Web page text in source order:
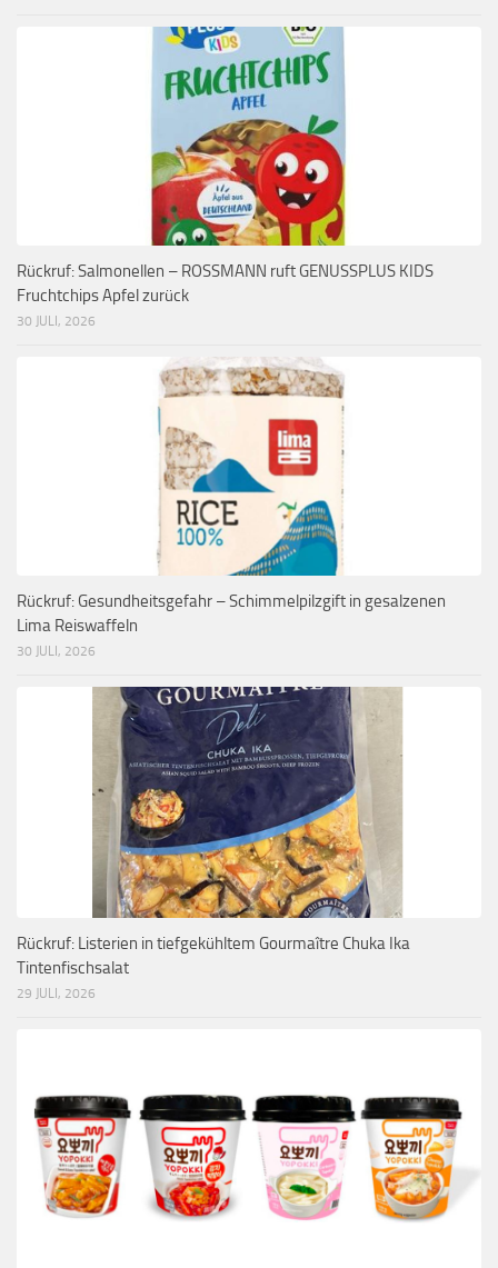
Rückruf: Salmonellen – ROSSMANN ruft GENUSSPLUS KIDS
Fruchtchips Apfel zurück
30 JULI, 2026
Rückruf: Gesundheitsgefahr – Schimmelpilzgift in gesalzenen
Lima Reiswaffeln
30 JULI, 2026
Rückruf: Listerien in tiefgekühltem Gourmaître Chuka Ika
Tintenfischsalat
29 JULI, 2026